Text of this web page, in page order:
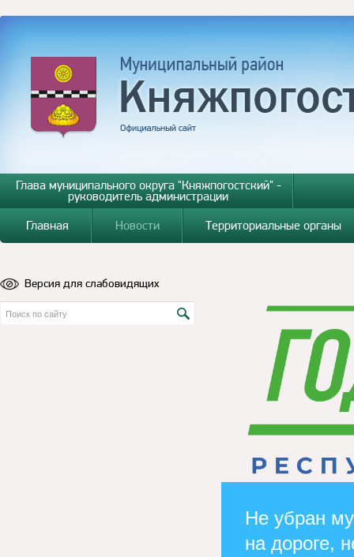
Глава муниципального округа "Княжпогостский" -
руководитель администрации
Главная
Новости Территориальные органы
Версия для слабовидящих
Не убран
на дороге,